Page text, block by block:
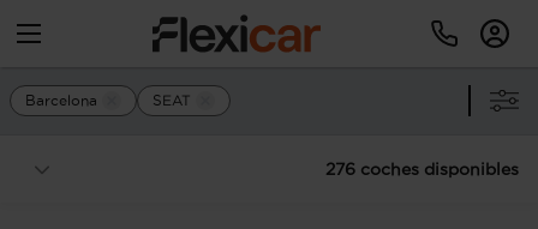
Barcelona SEAT
276 coches disponibles